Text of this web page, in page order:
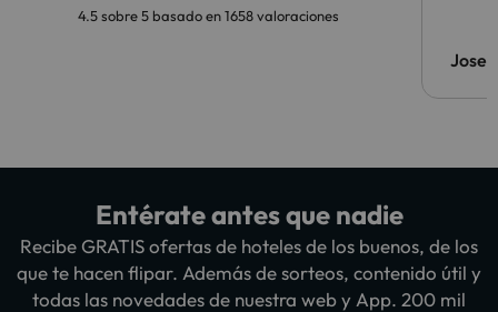
4.5 sobre 5 basado en 1658 valoraciones
Jose
Entérate antes que nadie
Recibe GRATIS ofertas de hoteles de los buenos, de los
que te hacen flipar. Además de sorteos, contenido útil y
todas las novedades de nuestra web y App. 200 mil